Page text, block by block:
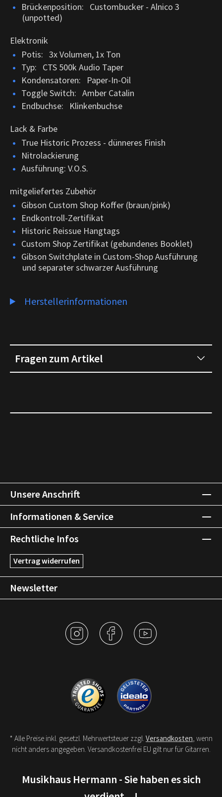
Brückenposition: Custombucker - Alnico 3
(unpotted)
Elektronik
Potis: 3x Volumen, 1x Ton
Typ: CTS 500k Audio Taper
Kondensatoren: Paper-In-Oil
Toggle Switch: Amber Catalin
Endbuchse: Klinkenbuchse
Lack & Farbe
True Historic Prozess - dünneres Finish
Nitrolackierung
Ausführung: V.O.S.
mitgeliefertes Zubehör
Gibson Custom Shop Koffer (braun/pink)
Endkontroll-Zertifikat
Historic Reissue Hangtags
Custom Shop Zertifikat (gebundenes Booklet)
Gibson Switchplate in Custom-Shop Ausführung
und separater schwarzer Ausführung
Herstellerinformationen
Fragen zum Artikel
Unsere Anschrift
Informationen & Service
Rechtliche Infos
Vertrag widerrufen
Newsletter
* Alle Preise inkl. gesetzl. Mehrwertsteuer zzgl. Versandkosten, wenn
nicht anders angegeben. Versandkostenfrei EU gilt nur für Gitarren.
Musikhaus Hermann - Sie haben es sich